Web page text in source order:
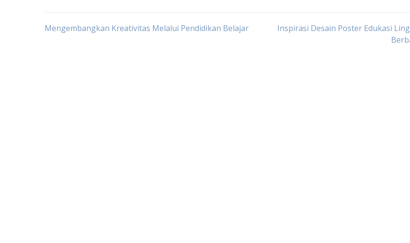
Post
Mengembangkan Kreativitas Melalui Pendidikan Belajar
Inspirasi Desain Poster Edukasi